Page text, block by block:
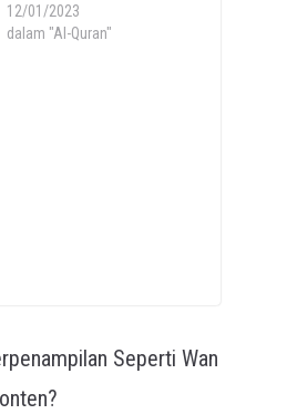
12/01/2023
dalam "Al-Quran"
Seperti Wan